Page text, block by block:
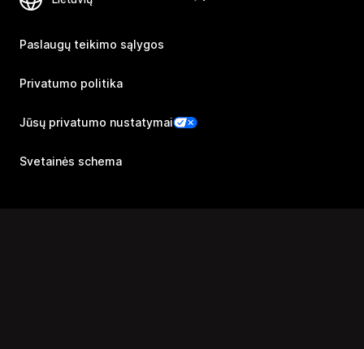
Paslaugų teikimo sąlygos
Privatumo politika
Jūsų privatumo nustatymai
Svetainės schema